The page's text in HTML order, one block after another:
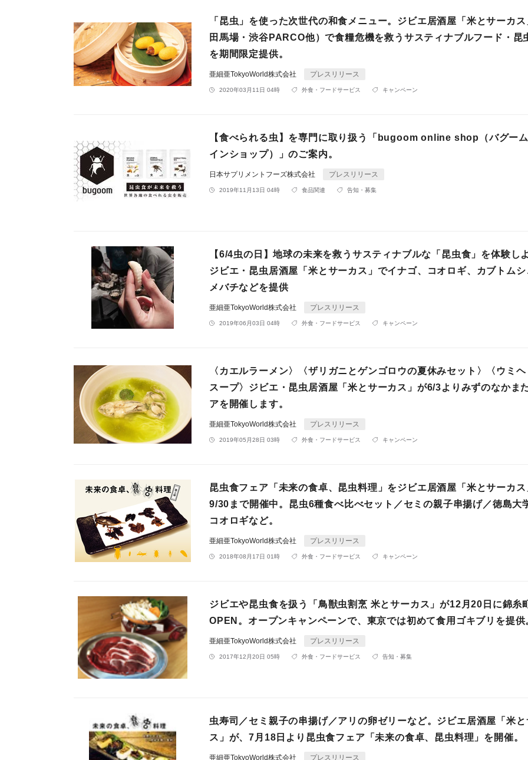
「昆虫」を使った次世代の和食メニュー。ジビエ居酒屋「米とサーカ
田馬場・渋谷PARCO他）で食糧危機を救うサスティナブルフード・昆
を期間限定提供。
亜細亜TokyoWorld株式会社 プレスリリース
2020年03月11日 04時 外食・フードサービス キャンペーン
【食べられる虫】を専門に取り扱う「bugoom online shop（バグー
インショップ）」のご案内。
日本サプリメントフーズ株式会社 プレスリリース
2019年11月13日 04時 食品関連 告知・募集
【6/4虫の日】地球の未来を救うサスティナブルな「昆虫食」を体験し
ジビエ・昆虫居酒屋「米とサーカス」でイナゴ、コオロギ、カブトム
メバチなどを提供
亜細亜TokyoWorld株式会社 プレスリリース
2019年06月03日 04時 外食・フードサービス キャンペーン
〈カエルラーメン〉〈ザリガニとゲンゴロウの夏休みセット〉〈ウミ
スープ〉ジビエ・昆虫居酒屋「米とサーカス」が6/3よりみずのなかま
アを開催します。
亜細亜TokyoWorld株式会社 プレスリリース
2019年05月28日 03時 外食・フードサービス キャンペーン
昆虫食フェア「未来の食卓、昆虫料理」をジビエ居酒屋「米とサーカ
9/30まで開催中。昆虫6種食べ比べセット／セミの親子串揚げ／徳島大
コオロギなど。
亜細亜TokyoWorld株式会社 プレスリリース
2018年08月17日 01時 外食・フードサービス キャンペーン
ジビエや昆虫食を扱う「鳥獣虫割烹 米とサーカス」が12月20日に錦糸
OPEN。オープンキャンペーンで、東京では初めて食用ゴキブリを提供
亜細亜TokyoWorld株式会社 プレスリリース
2017年12月20日 05時 外食・フードサービス 告知・募集
虫寿司／セミ親子の串揚げ／アリの卵ゼリーなど。ジビエ居酒屋「米
ス」が、7月18日より昆虫食フェア「未来の食卓、昆虫料理」を開催。
亜細亜TokyoWorld株式会社 プレスリリース